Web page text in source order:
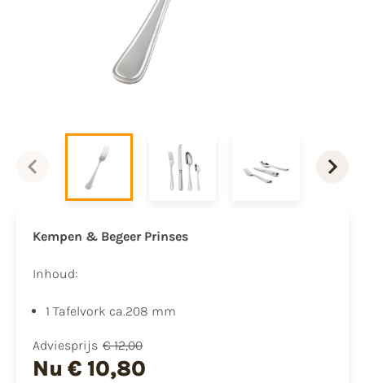
Kempen & Begeer Prinses
Inhoud:
1 Tafelvork ca.208 mm
Adviesprijs € 12,00
Nu € 10,80